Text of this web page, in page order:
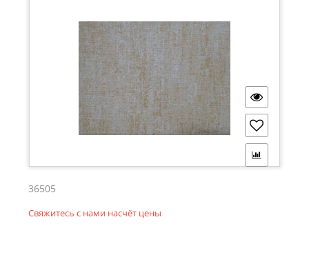
36505
Свяжитесь с нами насчёт цены